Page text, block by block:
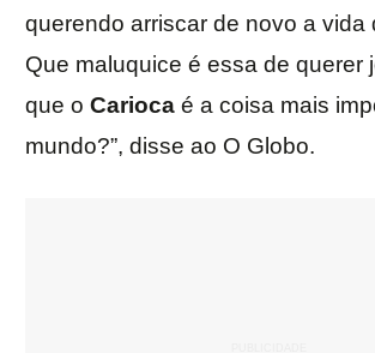
querendo arriscar de novo a vida
Que maluquice é essa de querer
que o Carioca é a coisa mais
mundo?”, disse ao O Globo.